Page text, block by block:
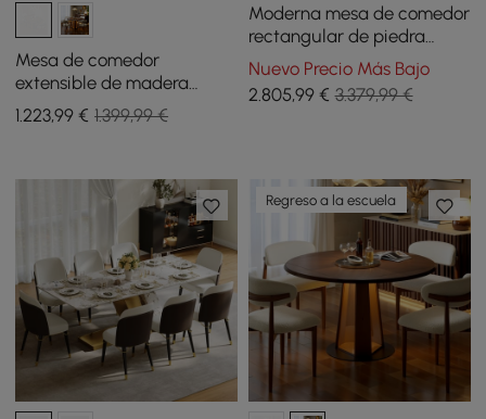
Mesa de comedor
extensible de madera
maciza de 920 mm a 1200
mm con luz
1.223,99 € 1.399,99 €
Moderna mesa de comedor
rectangular de piedra
sinterizada de 2000 mm
con 8 sillas en oro
Nuevo Precio Más Bajo
2.805,99€ 3.379,99 €
Regreso a la escuela